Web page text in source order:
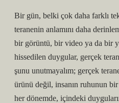
Bir gün, belki çok daha farklı
teranenin anlamını daha
bir görüntü, bir video ya da bir
hissedilen duygular, gerçek
şunu unutmayalım; gerçek
ürünü değil, insanın ruhunun bir
her dönemde, içindeki